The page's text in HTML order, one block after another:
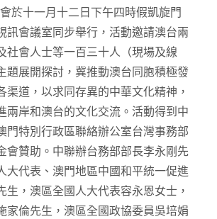
於十一月十二日下午四時假凱旋門
訊會議室同步舉行，活動邀請澳台兩
社會人士等一百三十人（現場及線
題展開探討，冀推動澳台同胞積極發
渠道，以求同存異的中華文化精神，
兩岸和澳台的文化交流。活動得到中
門特別行政區聯絡辦公室台灣事務部
會贊助。中聯辦台務部部長李永剛先
大代表、澳門地區中國和平統一促進
生，澳區全國人大代表容永恩女士，
家倫先生，澳區全國政協委員吳培娟